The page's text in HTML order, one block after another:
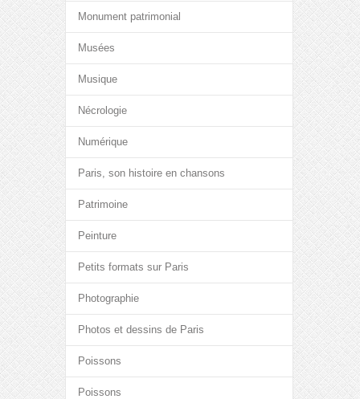
Monument patrimonial
Musées
Musique
Nécrologie
Numérique
Paris, son histoire en chansons
Patrimoine
Peinture
Petits formats sur Paris
Photographie
Photos et dessins de Paris
Poissons
Poissons